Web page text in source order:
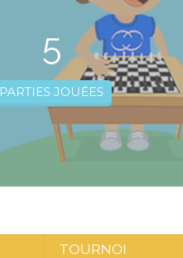
5
PARTIES JOUÉES
TOURNOI